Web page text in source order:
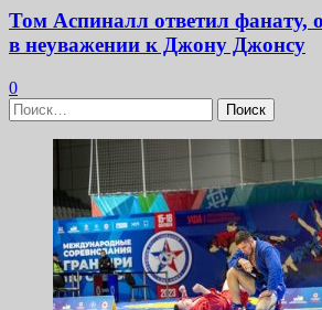
Том Аспиналл ответил фанату,
в неуважении к Джону Джонсу
0
Найти: